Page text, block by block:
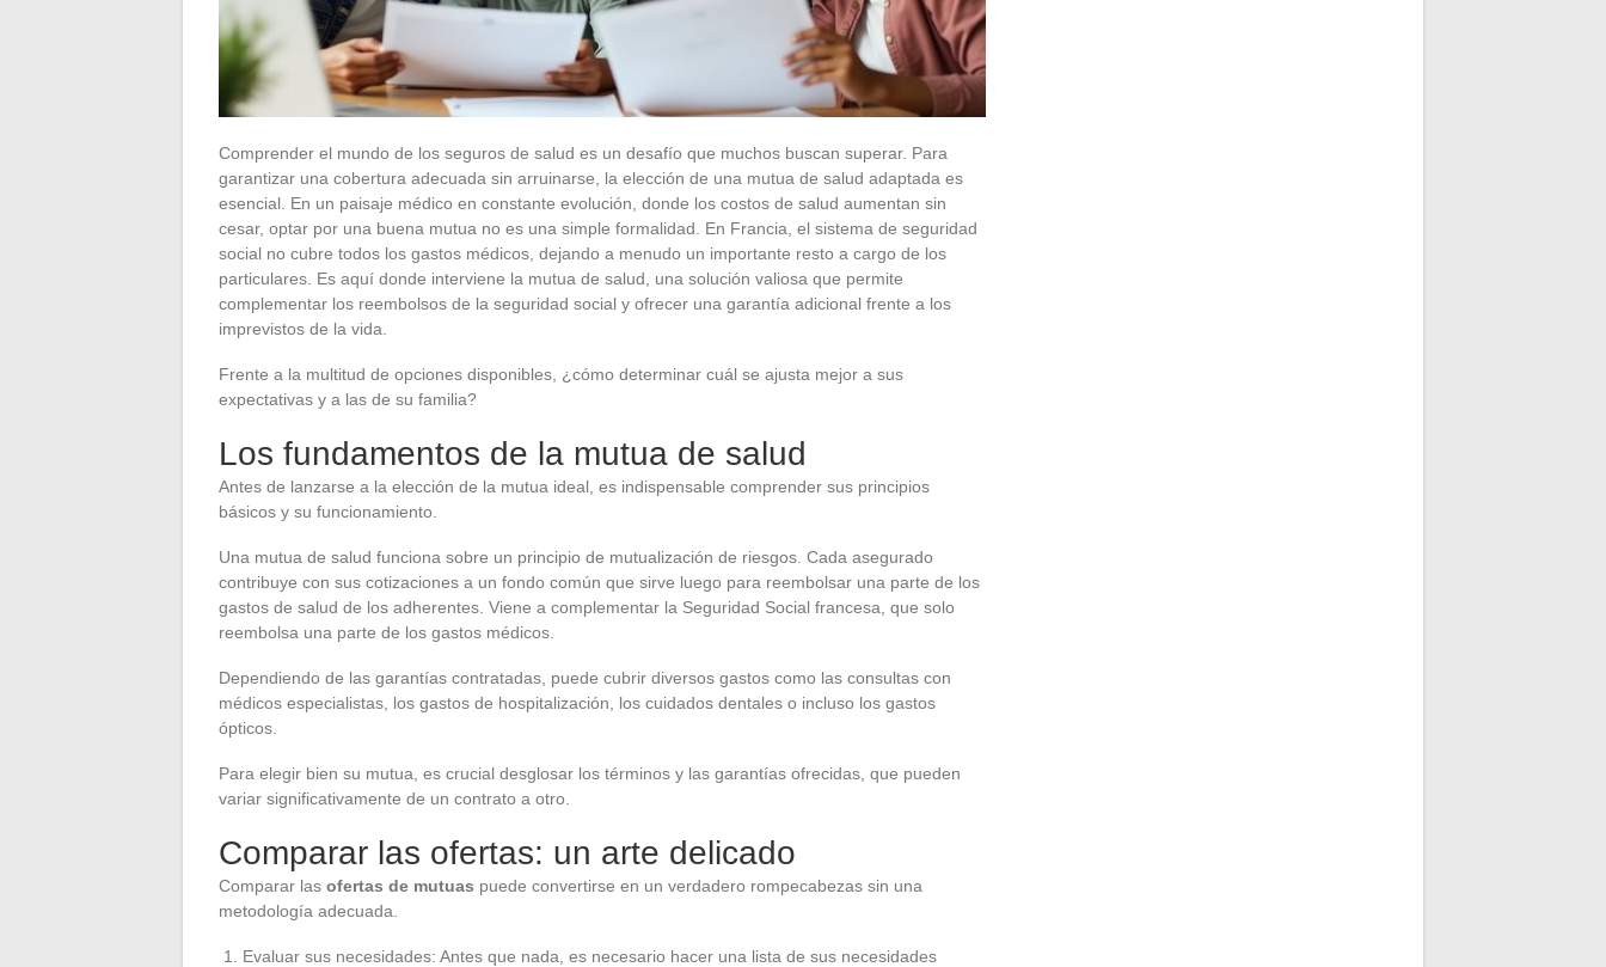
Comprender el mundo de los seguros de salud es un desafío que muchos buscan superar. Para
garantizar una cobertura adecuada sin arruinarse, la elección de una mutua de salud adaptada es
esencial. En un paisaje médico en constante evolución, donde los costos de salud aumentan sin
cesar, optar por una buena mutua no es una simple formalidad. En Francia, el sistema de seguridad
social no cubre todos los gastos médicos, dejando a menudo un importante resto a cargo de los
particulares. Es aquí donde interviene la mutua de salud, una solución valiosa que permite
complementar los reembolsos de la seguridad social y ofrecer una garantía adicional frente a los
imprevistos de la vida.
Frente a la multitud de opciones disponibles, ¿cómo determinar cuál se ajusta mejor a sus
expectativas y a las de su familia?
Los fundamentos de la mutua de salud
Antes de lanzarse a la elección de la mutua ideal, es indispensable comprender sus principios
básicos y su funcionamiento.
Una mutua de salud funciona sobre un principio de mutualización de riesgos. Cada asegurado
contribuye con sus cotizaciones a un fondo común que sirve luego para reembolsar una parte de los
gastos de salud de los adherentes. Viene a complementar la Seguridad Social francesa, que solo
reembolsa una parte de los gastos médicos.
Dependiendo de las garantías contratadas, puede cubrir diversos gastos como las consultas con
médicos especialistas, los gastos de hospitalización, los cuidados dentales o incluso los gastos
ópticos.
Para elegir bien su mutua, es crucial desglosar los términos y las garantías ofrecidas, que pueden
variar significativamente de un contrato a otro.
Comparar las ofertas: un arte delicado
Comparar las ofertas de mutuas puede convertirse en un verdadero rompecabezas sin una
metodología adecuada.
Evaluar sus necesidades: Antes que nada, es necesario hacer una lista de sus necesidades